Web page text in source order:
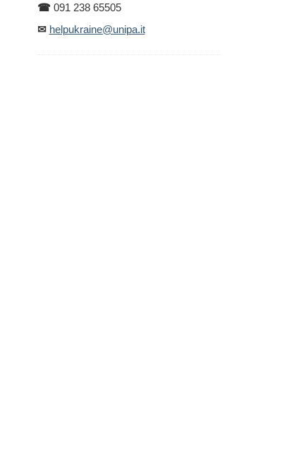
☎ 091 238 65505
✉ helpukraine@unipa.it